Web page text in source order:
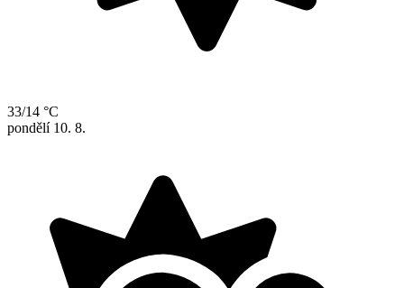
33/14 °C
pondělí 10. 8.